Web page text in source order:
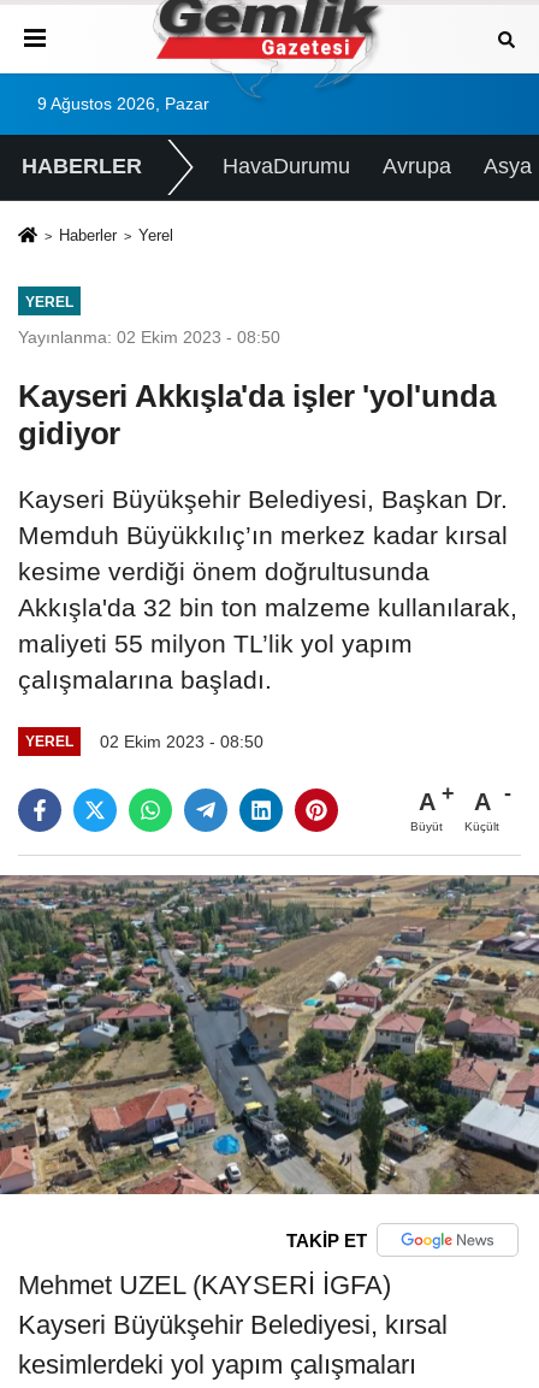
9 Ağustos 2026, Pazar
HABERLER HavaDurumu Avrupa Asya
Haberler Yerel
YEREL
Yayınlanma: 02 Ekim 2023 - 08:50
Kayseri Akkışla'da işler 'yol'unda
gidiyor
Kayseri Büyükşehir Belediyesi, Başkan Dr.
Memduh Büyükkılıç’ın merkez kadar kırsal
kesime verdiği önem doğrultusunda
Akkışla'da 32 bin ton malzeme kullanılarak,
maliyeti 55 milyon TL’lik yol yapım
çalışmalarına başladı.
YEREL 02 Ekim 2023 - 08:50
A
Büyüt
A
Küçült
TAKİP ET
Mehmet UZEL (KAYSERİ İGFA)
Kayseri Büyükşehir Belediyesi, kırsal
kesimlerdeki yol yapım çalışmaları